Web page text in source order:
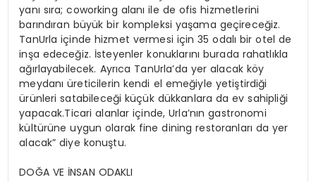
yanı sıra; coworking alanı ile de ofis hizmetlerini
barındıran büyük bir kompleksi yaşama geçireceğiz.
TanUrla içinde hizmet vermesi için 35 odalı bir otel de
inşa edeceğiz. İsteyenler konuklarını burada rahatlıkla
ağırlayabilecek. Ayrıca TanUrla’da yer alacak köy
meydanı üreticilerin kendi el emeğiyle yetiştirdiği
ürünleri satabileceği küçük dükkanlara da ev sahipliği
yapacak.Ticari alanlar içinde, Urla’nın gastronomi
kültürüne uygun olarak fine dining restoranları da yer
alacak” diye konuştu.
DOĞA VE İNSAN ODAKLI